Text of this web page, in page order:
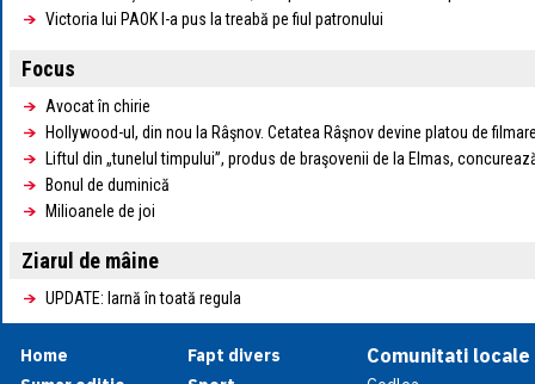
Victoria lui PAOK l-a pus la treabă pe fiul patronului
Focus
Avocat în chirie
Hollywood-ul, din nou la Râşnov. Cetatea Râşnov devine platou de
Liftul din „tunelul timpului”, produs de braşovenii de la Elmas,
Bonul de duminică
Milioanele de joi
Ziarul de mâine
UPDATE: Iarnă în toată regula
Home
Fapt divers
Comunitati locale